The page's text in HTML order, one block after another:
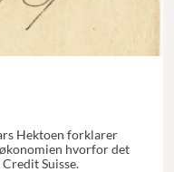
Hektoen forklarer
hvorfor det
Suisse.